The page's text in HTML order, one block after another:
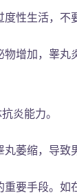
性生活，不
增加，睾丸
炎能力。
萎缩，导致
要手段。如